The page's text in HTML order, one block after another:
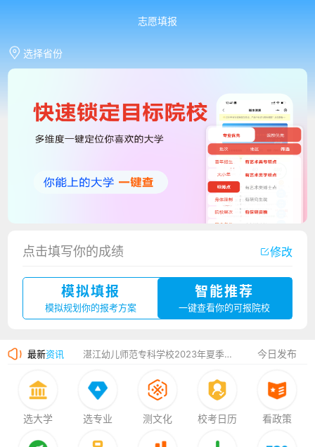
志愿填报
选择省份
点击填写你的成绩 修改
模拟填报
模拟规划你的报考方案
智能推荐
一键查看你的可报院校
最新资讯
厦门大学嘉庚学院2023年艺术类招生简章
湛江幼儿师范专科学校2023年夏季高考招生简章
香港中文大学（深圳）2023年夏季高考招生简章
今日发布
选大学 选专业 测文化 校考日历 看政策